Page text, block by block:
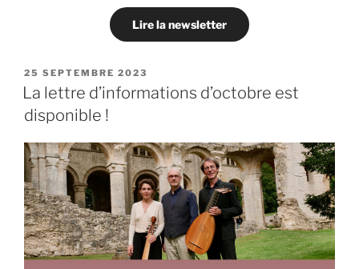
Lire la newsletter
PUBLIÉ
LE
25 SEPTEMBRE 2023
La lettre d’informations d’octobre est
disponible !